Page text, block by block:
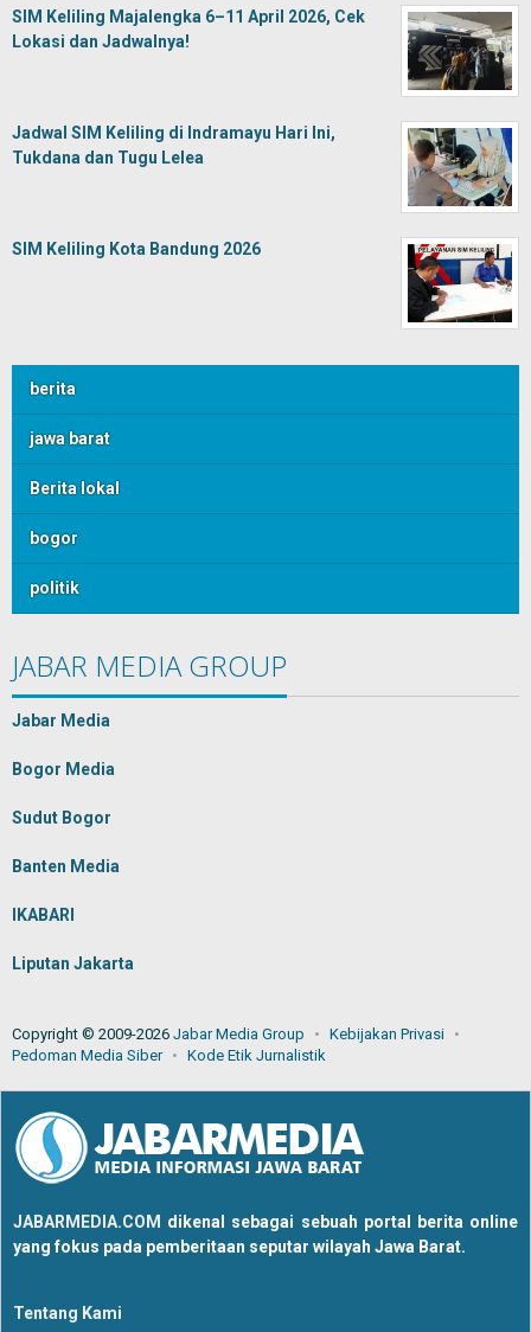
SIM Keliling Majalengka 6–11 April 2026, Cek
Lokasi dan Jadwalnya!
Jadwal SIM Keliling di Indramayu Hari Ini,
Tukdana dan Tugu Lelea
SIM Keliling Kota Bandung 2026
berita
jawa barat
Berita lokal
bogor
politik
JABAR MEDIA GROUP
Jabar Media
Bogor Media
Sudut Bogor
Banten Media
IKABARI
Liputan Jakarta
Copyright © 2009-2026 Jabar Media Group
Kebijakan Privasi
Pedoman Media Siber
Kode Etik Jurnalistik
JABARMEDIA.COM dikenal sebagai sebuah portal berita online
yang fokus pada pemberitaan seputar wilayah Jawa Barat.
Tentang Kami